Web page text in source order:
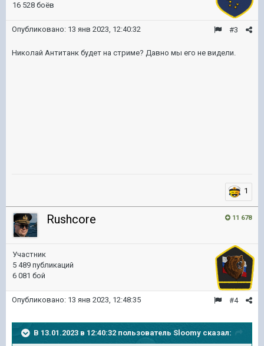
16 528 боёв
#3
Опубликовано: 13 янв 2023, 12:40:32
Николай Антитанк будет на стриме? Давно мы его не видели.
1
11 678
Rushcore
Участник
5 489 публикаций
6 081 бой
#4
Опубликовано: 13 янв 2023, 12:48:35
В 13.01.2023 в 12:40:32 пользователь Sloomy сказал: